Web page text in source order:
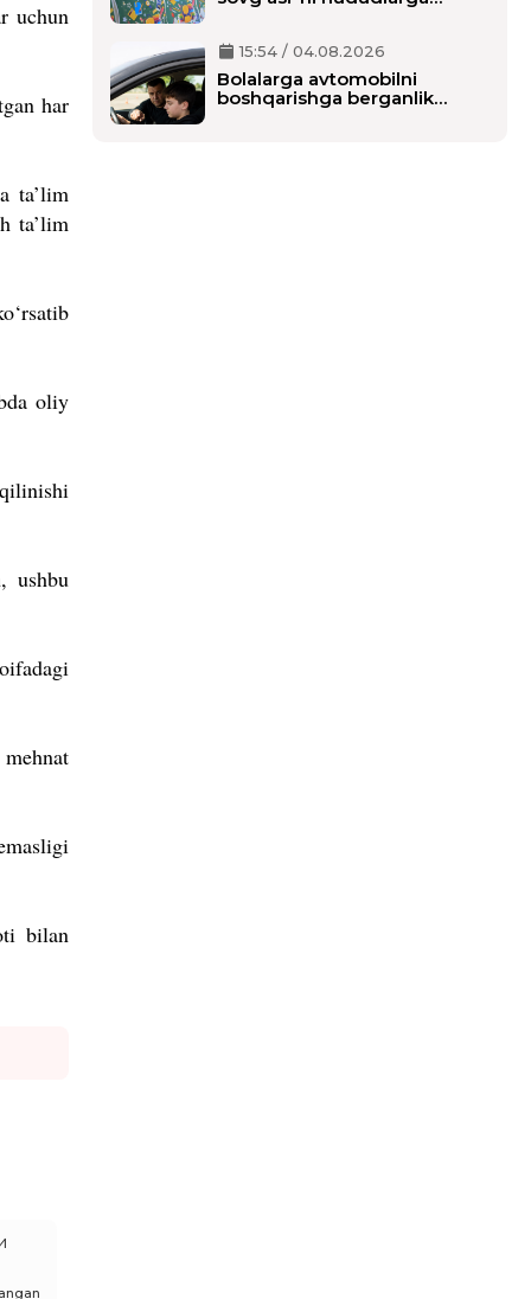
uchun
har
ta’lim
ta’lim
oliy
ushbu
bilan
yetkaziladi?
15:54 / 04.08.2026
Bolalarga avtomobilni
boshqarishga berganlik